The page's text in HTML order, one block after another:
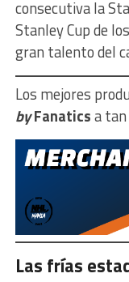
consecutiva la
Stanley Cup de los
gran talento del
Los mejores
byFanaticsa
Las frías